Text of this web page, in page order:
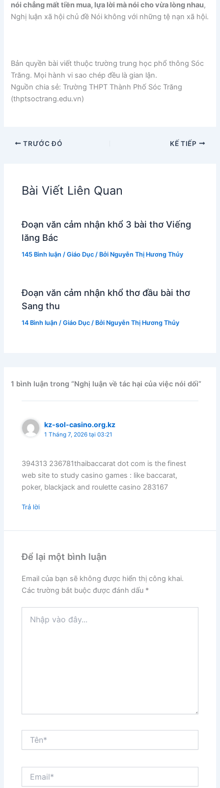
nói chẳng mất tiền mua, lựa lời mà nói cho vừa lòng nhau,
Nghị luận xã hội chủ đề Nói không với những tệ nạn xã hội.
Bản quyền bài viết thuộc trường trung học phổ thông Sóc
Trăng. Mọi hành vi sao chép đều là gian lận.
Nguồn chia sẻ: Trường THPT Thành Phố Sóc Trăng
(thptsoctrang.edu.vn)
TRƯỚC ĐÓ KẾ TIẾP
Bài Viết Liên Quan
Đoạn văn cảm nhận khổ 3 bài thơ Viếng
lăng Bác
145 Bình luận /Giáo Dục / Bởi Nguyễn Thị Hương Thủy
Đoạn văn cảm nhận khổ thơ đầu bài thơ
Sang thu
14 Bình luận /Giáo Dục / Bởi Nguyễn Thị Hương Thủy
1 bình luận trong “Nghị luận về tác hại của việc nói dối”
kz-sol-casino.org.kz
1 Tháng 7, 2026 tại 03:21
394313 236781thaibaccarat dot com is the finest
web site to study casino games : like baccarat,
poker, blackjack and roulette casino 283167
Trả lời
Để lại một bình luận
Email của bạn sẽ không được hiển thị công khai.
Các trường bắt buộc được đánh dấu *
vào